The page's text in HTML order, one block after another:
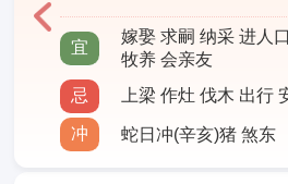
宜
嫁娶 求嗣 纳采 进人
牧养 会亲友
忌
上梁 作灶 伐木 出行
冲 蛇日冲(辛亥)猪 煞东